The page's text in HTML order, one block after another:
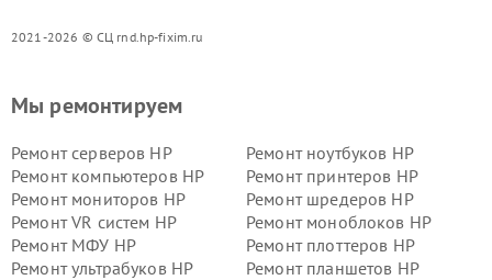
2021-2026 © СЦ rnd.hp-fixim.ru
Мы ремонтируем
Ремонт серверов HP
Ремонт ноутбуков HP
Ремонт компьютеров HP
Ремонт принтеров HP
Ремонт мониторов HP
Ремонт шредеров HP
Ремонт VR систем HP
Ремонт моноблоков HP
Ремонт МФУ HP
Ремонт плоттеров HP
Ремонт ультрабуков HP
Ремонт планшетов HP